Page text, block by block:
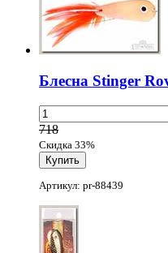
Блесна Stinger
718
Скидка 33%
Артикул: pr-88439